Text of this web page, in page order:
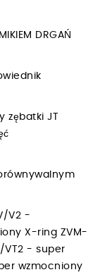
DRGAŃ
zębatki JT
V2 -
X-ring ZVM-
- super
wzmocniony